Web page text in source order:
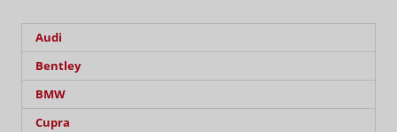
Audi
Bentley
BMW
Cupra